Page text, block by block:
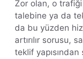
Zor olan, o
talebine ya da
da bu yüzden
artırılır sorusu,
teklif yapısından